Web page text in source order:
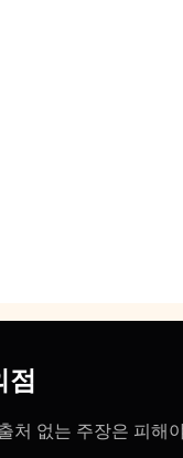
처 없는 주장은 피